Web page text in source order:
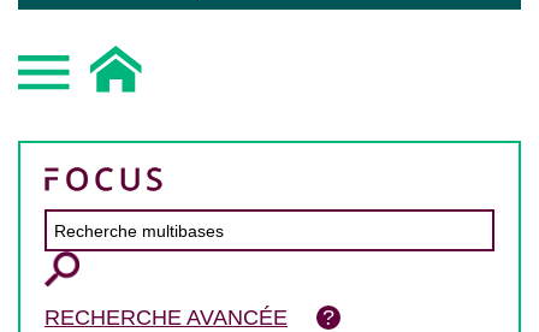
RECHERCHE AVANCÉE